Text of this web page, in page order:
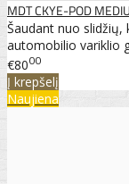
MDT CKYE-POD
Šaudant nuo
automobilio variklio
€8000
Į krepšelį
Naujiena